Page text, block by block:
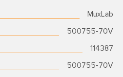
MuxLab
500755-70V
114387
500755-70V